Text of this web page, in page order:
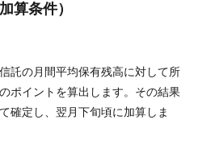
算条件）
託の月間平均保有残高に対して所
ポイントを算出します。その結果
確定し、翌月下旬頃に加算しま